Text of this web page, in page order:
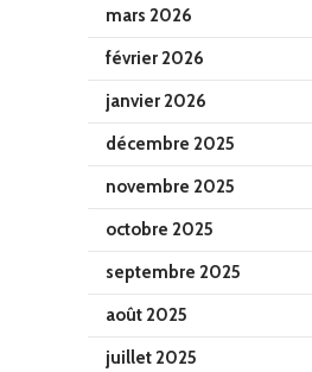
mars 2026
février 2026
janvier 2026
décembre 2025
novembre 2025
octobre 2025
septembre 2025
août 2025
juillet 2025